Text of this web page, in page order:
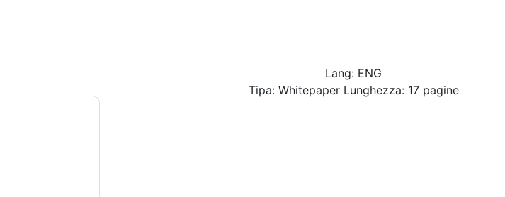
Lang: ENG
Tipa: Whitepaper Lunghezza: 17 pagine